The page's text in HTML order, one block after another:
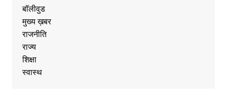
बॉलीवुड
मुख्य ख़बर
राजनीति
राज्य
शिक्षा
स्वास्थ